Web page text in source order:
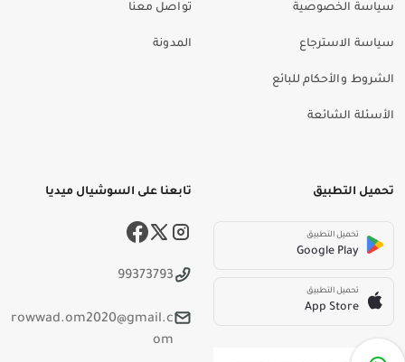
سياسة الخصوصية
سياسة الاسترجاع
الشروط والأحكام للبائع
الأسئلة الشائعة
تواصل معنا
المدونة
تحميل التطبيق
تحميل التطبيق
Google Play
تحميل التطبيق
App Store
تابعنا على السوشيال ميديا
99373793
rowwad.om2020@gmail.c
om